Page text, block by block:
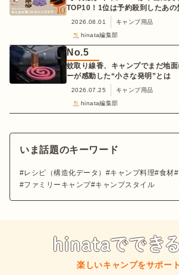
TOP10！1位は予約殺到したあの
2026.08.01
キャンプ用品
hinata編集部
No.5
蚊取り線香、キャンプでまだ地
ーが感動した“小さな発明”とは
2026.07.25
キャンプ用品
hinata編集部
いま話題のキーワード
レシピ（構造化データ） キャンプ料理 食材
ファミリーキャンプ キャンプスタイル
楽しいキャンプをサポー